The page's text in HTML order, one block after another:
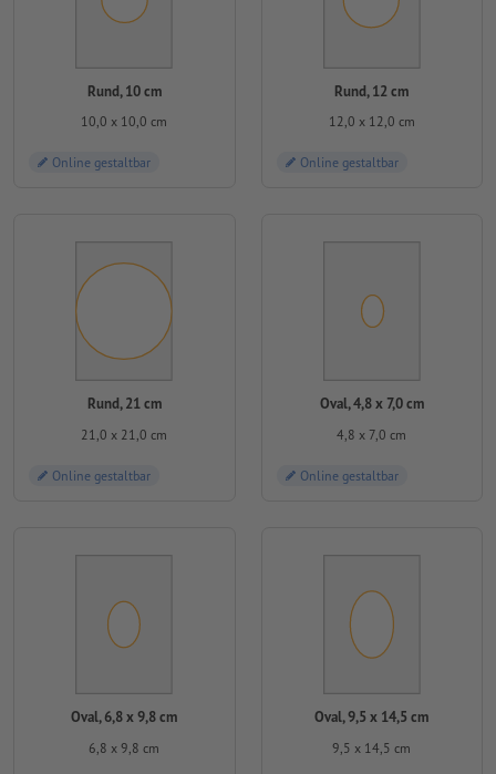
Rund, 10 cm
10,0 x 10,0 cm
Online gestaltbar
Rund, 12 cm
12,0 x 12,0 cm
Online gestaltbar
Rund, 21 cm
21,0 x 21,0 cm
Online gestaltbar
Oval, 4,8 x 7,0 cm
4,8 x 7,0 cm
Online gestaltbar
Oval, 6,8 x 9,8 cm
6,8 x 9,8 cm
Oval, 9,5 x 14,5 cm
9,5 x 14,5 cm